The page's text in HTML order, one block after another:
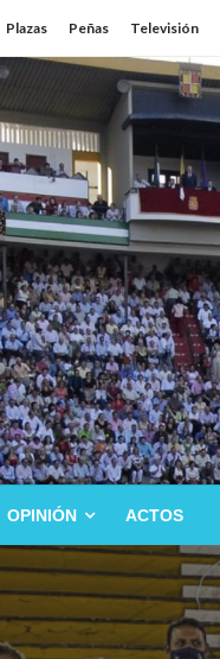
Plazas Peñas Televisión
OPINIÓN ACTOS